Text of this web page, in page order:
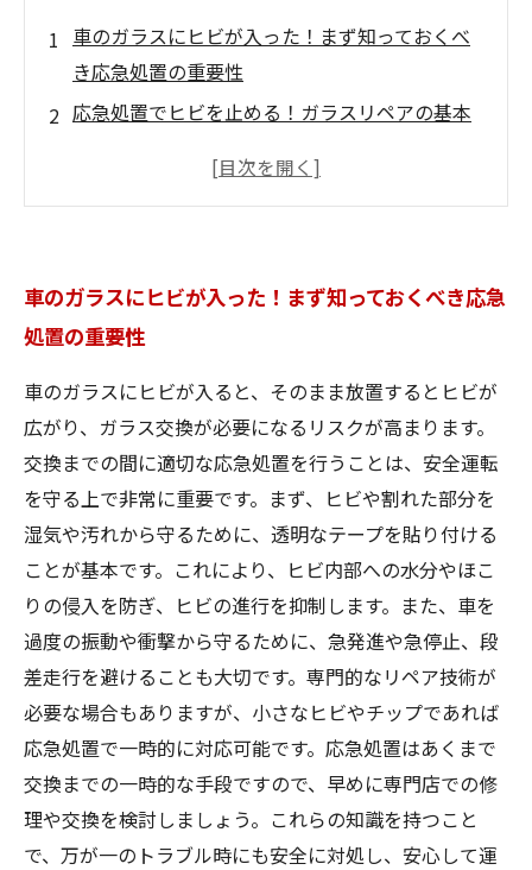
車のガラスにヒビが入った！まず知っておくべ
き応急処置の重要性
応急処置でヒビを止める！ガラスリペアの基本
専門修理が必要なケースとは？応急処置で対処
ごすためのポイント
ガラスリペアで交換までの応急処置完了！安全
と快適なドライブを取り戻す物語
車のガラスが割れた時にすぐできる！簡単応急
処置ガイド
交換前の応急処置で差がつく！車のガラスリペ
アでトラブルを防ぐ方法
車のガラスにヒビが入った！まず知っておくべき応急
処置の重要性
車のガラスにヒビが入ると、そのまま放置するとヒビが
広がり、ガラス交換が必要になるリスクが高まります。
交換までの間に適切な応急処置を行うことは、安全運転
を守る上で非常に重要です。まず、ヒビや割れた部分を
湿気や汚れから守るために、透明なテープを貼り付ける
ことが基本です。これにより、ヒビ内部への水分やほこ
りの侵入を防ぎ、ヒビの進行を抑制します。また、車を
過度の振動や衝撃から守るために、急発進や急停止、段
差走行を避けることも大切です。専門的なリペア技術が
必要な場合もありますが、小さなヒビやチップであれば
応急処置で一時的に対応可能です。応急処置はあくまで
交換までの一時的な手段ですので、早めに専門店での修
理や交換を検討しましょう。これらの知識を持つこと
で、万が一のトラブル時にも安全に対処し、安心して運